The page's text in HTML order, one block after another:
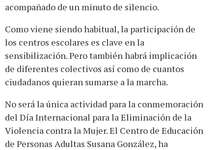
acompañado de un minuto de silencio.
Como viene siendo habitual, la participación de
los centros escolares es clave en la
sensibilización. Pero también habrá implicación
de diferentes colectivos así como de cuantos
ciudadanos quieran sumarse a la marcha.
No será la única actividad para la conmemoración
del Día Internacional para la Eliminación de la
Violencia contra la Mujer. El Centro de Educación
de Personas Adultas Susana González, ha